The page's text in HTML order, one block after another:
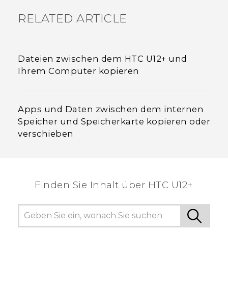
RELATED ARTICLE
Dateien zwischen dem HTC U12+‍ und
Ihrem Computer kopieren
Apps und Daten zwischen dem internen
Speicher und Speicherkarte kopieren oder
verschieben
Finden Sie Inhalt über‎ HTC U12+